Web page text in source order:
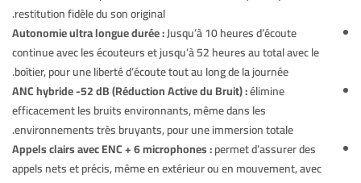
restitution fidèle du son original.
Autonomie ultra longue durée:Jusqu’à 10 heures d’écoute
continue avec les écouteurs et jusqu’à 52 heures au total avec le
boîtier, pour une liberté d’écoute tout au long de la journée.
ANC hybride -52 dB(Réduction Active du Bruit) :élimine
efficacement les bruits environnants, même dans les
environnements très bruyants, pour une immersion totale.
Appels clairs avec ENC + 6 microphones :permet d’assurer des
appels nets et précis, même en extérieur ou en mouvement, avec